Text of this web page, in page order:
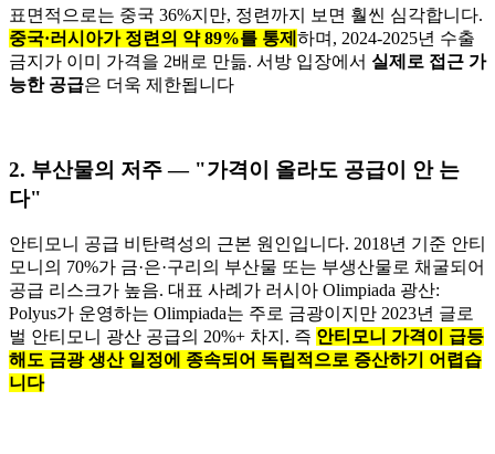
표면적으로는 중국 36%지만, 정련까지 보면 훨씬 심각합니다.
중국·러시아가 정련의 약 89%를 통제 하며, 2024-2025년 수출
금지가 이미 가격을 2배로 만듦. 서방 입장에서 실제로 접근 가
능한 공급은 더욱 제한됩니다
2. 부산물의 저주 — "가격이 올라도 공급이 안 는
다"
안티모니 공급 비탄력성의 근본 원인입니다. 2018년 기준 안티
모니의 70%가 금·은·구리의 부산물 또는 부생산물로 채굴되어
공급 리스크가 높음. 대표 사례가 러시아 Olimpiada 광산:
Polyus가 운영하는 Olimpiada는 주로 금광이지만 2023년 글로
벌 안티모니 광산 공급의 20%+ 차지. 즉 안티모니 가격이 급등
해도 금광 생산 일정에 종속되어 독립적으로 증산하기 어렵습
니다